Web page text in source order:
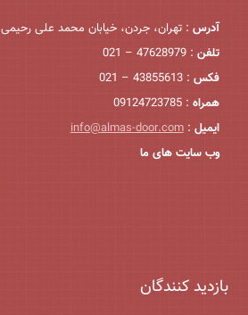
آدرس : تهران، جردن، خیابان محمد علی رحیمی، پلاک
تلفن : 47628979 – 021
فکس : 43855613 – 021
همراه : 09124723785
ایمیل :
info@almas-door.com
وب سایت های ما
بازدید کنندگان